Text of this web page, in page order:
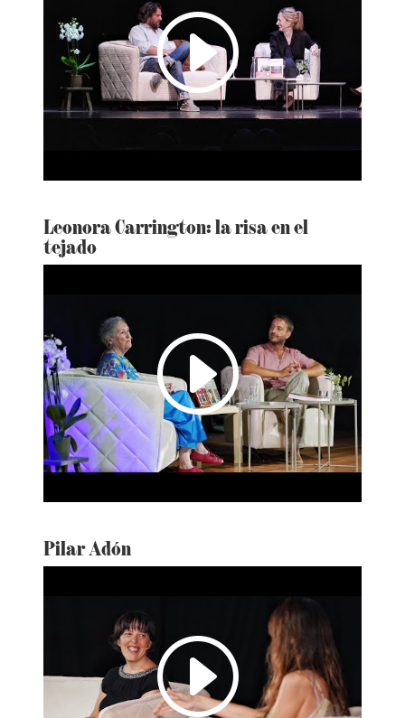
I
Leonora Carrington: la risa en el
tejado
I
Pilar Adón
I